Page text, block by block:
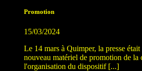
Promotion
15/03/2024
Le 14 mars à Quimper, la presse
nouveau matériel de promotion de la
l'organisation du dispositif [...]